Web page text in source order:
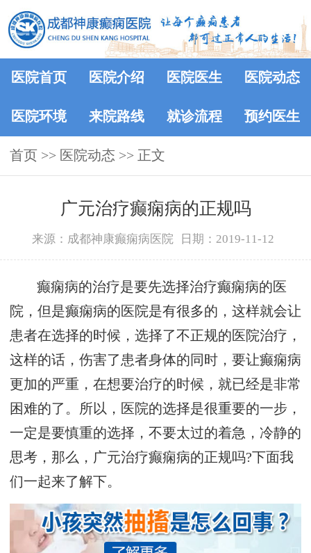
医院首页 医院介绍 医院医生 医院动态
医院环境 来院路线 就诊流程 预约医生
首页 >> 医院动态 >> 正文
广元治疗癫痫病的正规吗
来源：成都神康癫痫病医院 日期：2019-11-12
癫痫病的治疗是要先选择治疗癫痫病的医
院，但是癫痫病的医院是有很多的，这样就会让
患者在选择的时候，选择了不正规的医院治疗，
这样的话，伤害了患者身体的同时，要让癫痫病
更加的严重，在想要治疗的时候，就已经是非常
困难的了。所以，医院的选择是很重要的一步，
一定是要慎重的选择，不要太过的着急，冷静的
思考，那么，广元治疗癫痫病的正规吗?下面我
们一起来了解下。